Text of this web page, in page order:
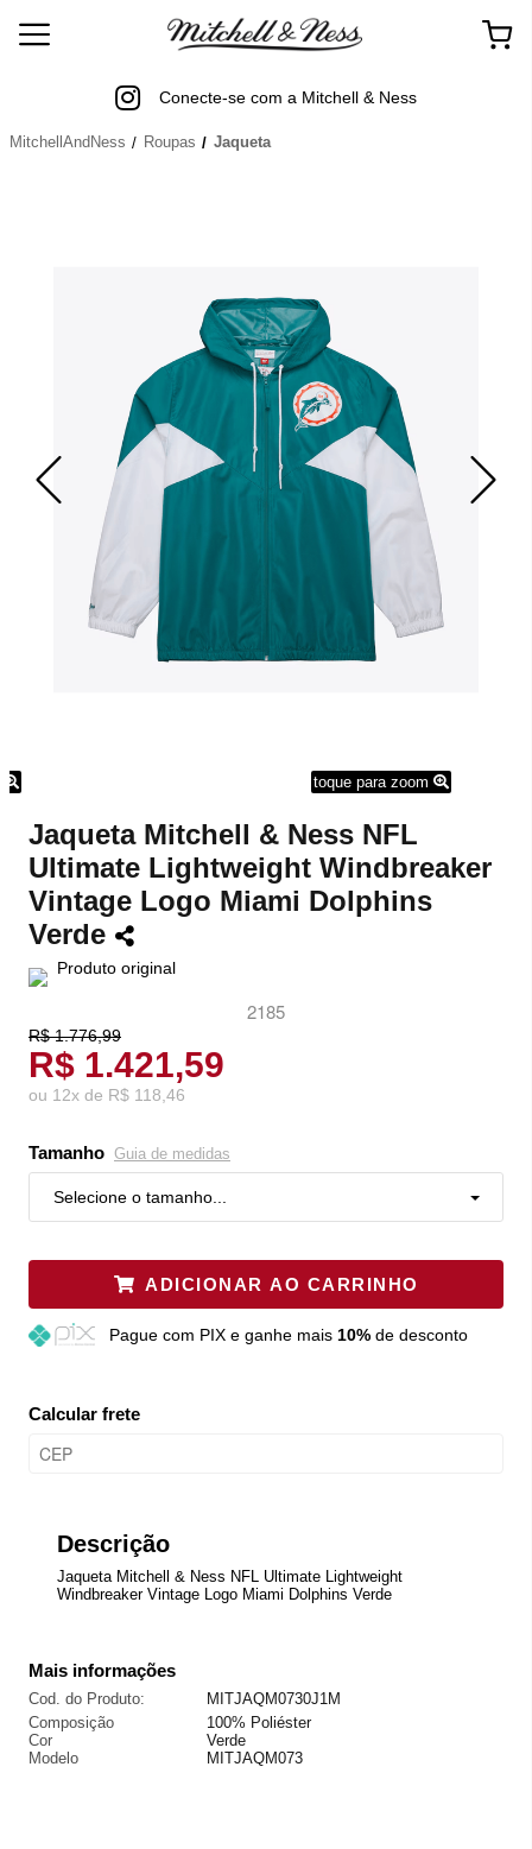
Conecte-se com a Mitchell & Ness
MitchellAndNess Roupas Jaqueta
toque para zoom
Jaqueta Mitchell & Ness NFL
Ultimate Lightweight Windbreaker
Vintage Logo Miami Dolphins
Verde
Produto original
2185
R$ 1.776,99
R$ 1.421,59
ou 12x de R$ 118,46
Tamanho Guia de medidas
Selecione o tamanho...
ADICIONAR AO CARRINHO
Pague com PIX e ganhe mais 10%de desconto
Calcular frete
Descrição
Jaqueta Mitchell & Ness NFL Ultimate Lightweight
Windbreaker Vintage Logo Miami Dolphins Verde
Mais informações
Cod. do Produto:
MITJAQM0730J1M
Composição
100% Poliéster
Cor
Verde
Modelo
MITJAQM073